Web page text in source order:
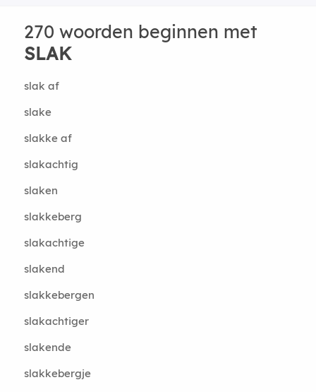
270 woorden beginnen met
SLAK
slak af
slake
slakke af
slakachtig
slaken
slakkeberg
slakachtige
slakend
slakkebergen
slakachtiger
slakende
slakkebergje